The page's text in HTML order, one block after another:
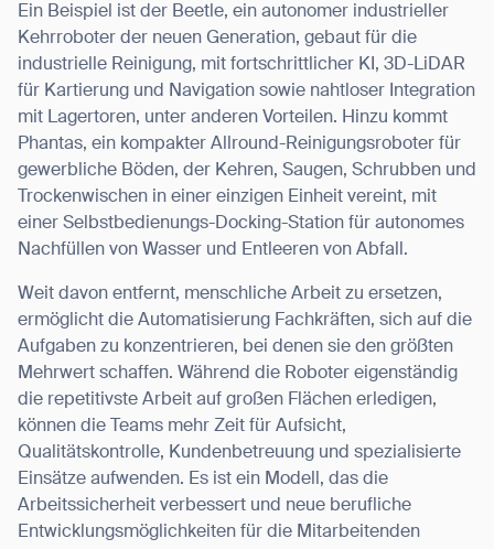
Ein Beispiel ist der Beetle, ein autonomer industrieller
Kehrroboter der neuen Generation, gebaut für die
industrielle Reinigung, mit fortschrittlicher KI, 3D-LiDAR
für Kartierung und Navigation sowie nahtloser Integration
mit Lagertoren, unter anderen Vorteilen. Hinzu kommt
Phantas, ein kompakter Allround-Reinigungsroboter für
gewerbliche Böden, der Kehren, Saugen, Schrubben und
Trockenwischen in einer einzigen Einheit vereint, mit
einer Selbstbedienungs-Docking-Station für autonomes
Nachfüllen von Wasser und Entleeren von Abfall.
Weit davon entfernt, menschliche Arbeit zu ersetzen,
ermöglicht die Automatisierung Fachkräften, sich auf die
Aufgaben zu konzentrieren, bei denen sie den größten
Mehrwert schaffen. Während die Roboter eigenständig
die repetitivste Arbeit auf großen Flächen erledigen,
können die Teams mehr Zeit für Aufsicht,
Qualitätskontrolle, Kundenbetreuung und spezialisierte
Einsätze aufwenden. Es ist ein Modell, das die
Arbeitssicherheit verbessert und neue berufliche
Entwicklungsmöglichkeiten für die Mitarbeitenden